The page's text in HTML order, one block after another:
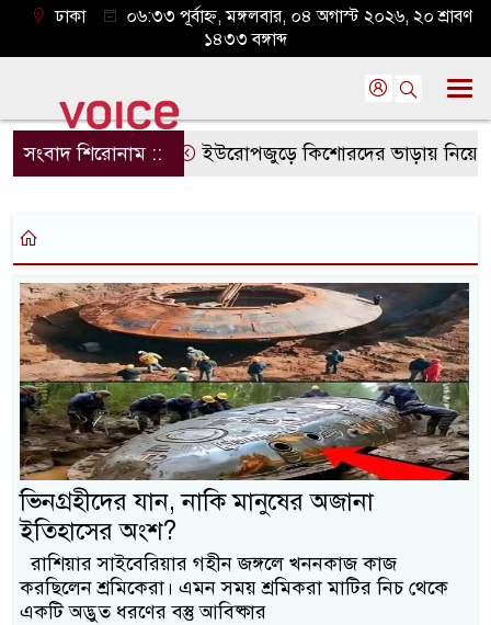
ঢাকা
০৬:৩৩ পূর্বাহ্ন, মঙ্গলবার, ০৪ অগাস্ট ২০২৬, ২০ শ্রাবণ
১৪৩৩ বঙ্গাব্দ
সংবাদ শিরোনাম :: ইউরোপজুড়ে কিশোরদের ভাড়ায় নিয়ে
ভিনগ্রহীদের যান, নাকি মানুষের অজানা
ইতিহাসের অংশ?
রাশিয়ার সাইবেরিয়ার গহীন জঙ্গলে খননকাজ কাজ
করছিলেন শ্রমিকেরা। এমন সময় শ্রমিকরা মাটির নিচ থেকে
একটি অদ্ভুত ধরণের বস্তু আবিষ্কার